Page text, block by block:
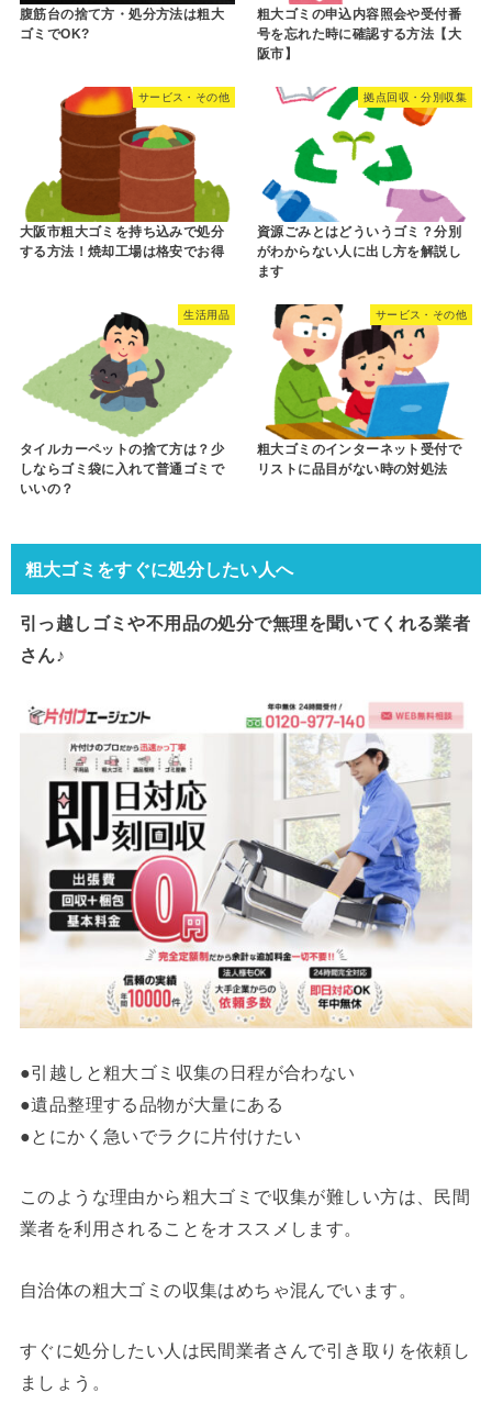
腹筋台の捨て方・処分方法は粗大
ゴミでOK?
粗大ゴミの申込内容照会や受付番
号を忘れた時に確認する方法【大
阪市】
サービス・その他
大阪市粗大ゴミを持ち込みで処分
する方法！焼却工場は格安でお得
拠点回収・分別収集
資源ごみとはどういうゴミ？分別
がわからない人に出し方を解説し
ます
生活用品
タイルカーペットの捨て方は？少
しならゴミ袋に入れて普通ゴミで
いいの？
サービス・その他
粗大ゴミのインターネット受付で
リストに品目がない時の対処法
粗大ゴミをすぐに処分したい人へ
引っ越しゴミや不用品の処分で無理を聞いてくれる業者
さん♪
●引越しと粗大ゴミ収集の日程が合わない
●遺品整理する品物が大量にある
●とにかく急いでラクに片付けたい
このような理由から粗大ゴミで収集が難しい方は、民間
業者を利用されることをオススメします。
自治体の粗大ゴミの収集はめちゃ混んでいます。
すぐに処分したい人は民間業者さんで引き取りを依頼し
ましょう。